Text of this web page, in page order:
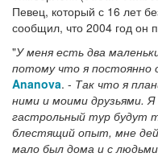
Певец, который с 16 лет
сообщил, что 2004 год он
"У меня есть два
потому что я
Ananova. - Так что я
ними и моими друзьями.
гастрольный тур будут
блестящий опыт, мне
мало был дома и с